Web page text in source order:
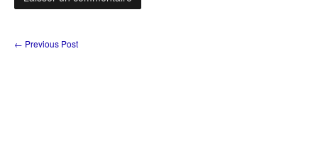
← Previous Post